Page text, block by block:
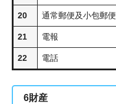
20 通常郵便及小包郵便
21 電報
22 電話
6財産